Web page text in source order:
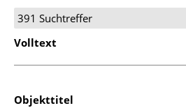
391 Suchtreffer
Volltext
Objekttitel